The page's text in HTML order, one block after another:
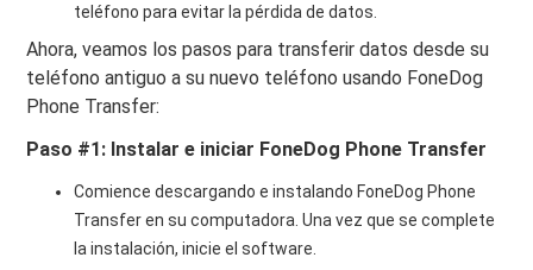
teléfono para evitar la pérdida de datos.
Ahora, veamos los pasos para transferir datos desde su
teléfono antiguo a su nuevo teléfono usando FoneDog
Phone Transfer:
Paso #1: Instalar e iniciar FoneDog Phone Transfer
Comience descargando e instalando FoneDog Phone
Transfer en su computadora. Una vez que se complete
la instalación, inicie el software.